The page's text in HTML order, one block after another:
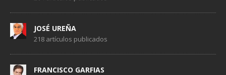
JOSÉ UREÑA
218 artículos publicados
FRANCISCO GARFIAS